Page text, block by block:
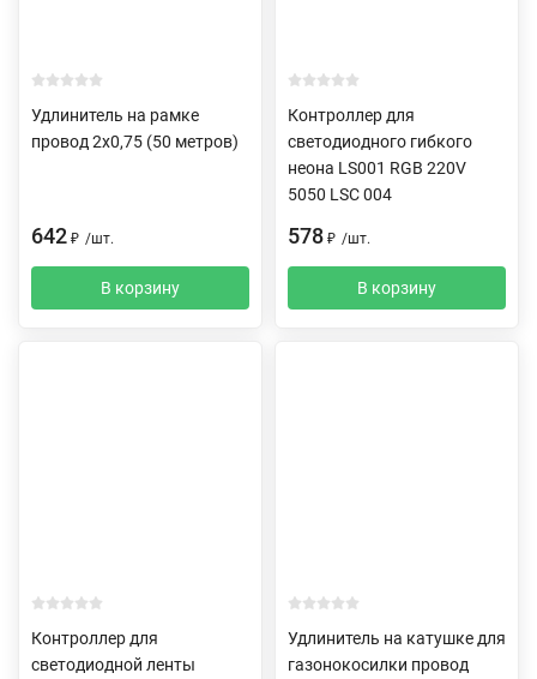
Удлинитель на рамке
провод 2х0,75 (50 метров)
642 ₽ /шт.
В корзину
Контроллер для
светодиодного гибкого
неона LS001 RGB 220V
5050 LSC 004
578 ₽ /шт.
В корзину
Контроллер для
светодиодной ленты
Удлинитель на катушке для
газонокосилки провод